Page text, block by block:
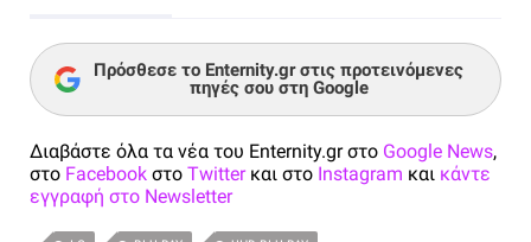
Πρόσθεσε το Enternity.gr στις προτεινόμενες
πηγές σου στη Google
Διαβάστε όλα τα νέα του Enternity.gr στο Google News,
στο Facebook στο Twitterκαι στο Instagram και κάντε
εγγραφή στο Newsletter